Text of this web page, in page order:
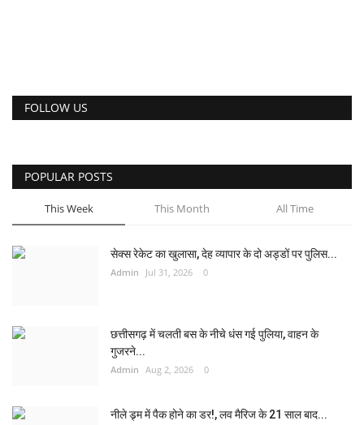
FOLLOW US
POPULAR POSTS
This Week This Month All Time
सेक्स रेकेट का खुलासा, देह व्यापार के दो अड्डों पर पुलिस...
Admin Jul 31, 2026 0
छत्तीसगढ़ में चलती बस के नीचे धंस गई पुलिया, वाहन के
गुजरने...
Admin Aug 2, 2026 0
नीले ड्र्म में पैक होने का डर!, लव मैरिज के 21 साल बाद...